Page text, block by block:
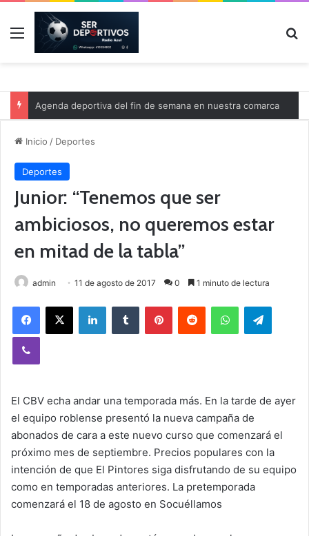
Menú
Agenda deportiva del fin de semana en nuestra comarca
Inicio / Deportes
Deportes
Junior: “Tenemos que ser
ambiciosos, no queremos estar
en mitad de la tabla”
admin 11 de agosto de 2017 0 1 minuto de lectura
El CBV echa andar una temporada más. En la tarde de ayer
el equipo roblense presentó la nueva campaña de
abonados de cara a este nuevo curso que comenzará el
próximo mes de septiembre. Precios populares con la
intención de que El Pintores siga disfrutando de su equipo
como en temporadas anteriores. La pretemporada
comenzará el 18 de agosto en Socuéllamos